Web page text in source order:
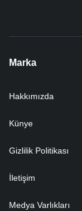
Marka
Hakkımızda
Künye
Gizlilik Politikası
İletişim
Medya Varlıkları